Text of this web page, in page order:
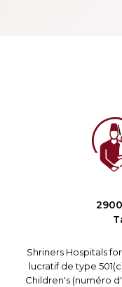
Shriners Hospitals
lucratif de type
Children's (numéro